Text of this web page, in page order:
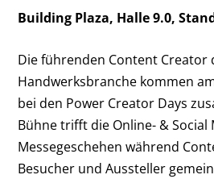
Building Plaza, Halle 9.0,
Die führenden Content Creator
Handwerksbranche kommen
bei den Power Creator Days
Bühne trifft die Online- & Social
Messegeschehen während
Besucher und Aussteller